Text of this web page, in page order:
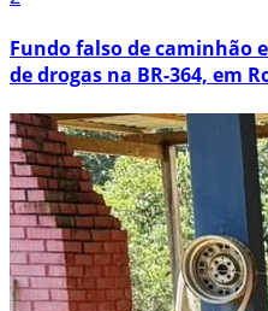
Fundo falso de caminhão
de drogas na BR-364, em